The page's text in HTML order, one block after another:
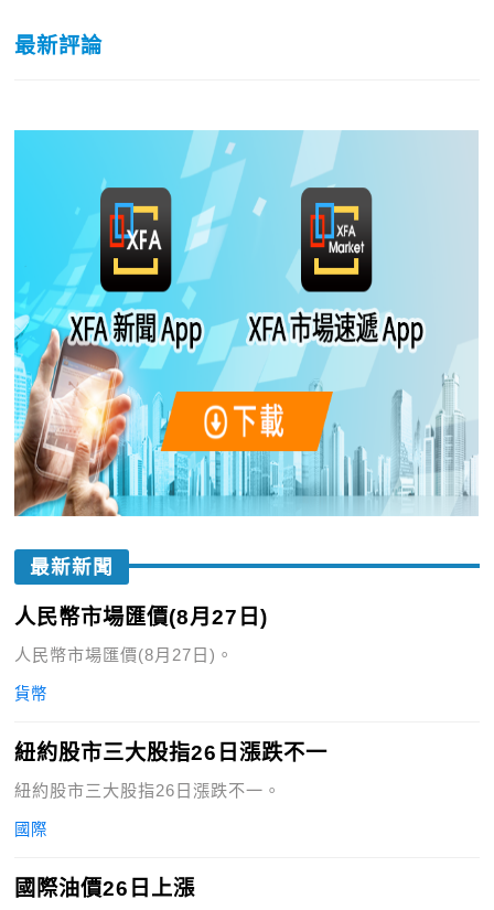
最新評論
最新新聞
人民幣市場匯價(8月27日)
人民幣市場匯價(8月27日)。
貨幣
紐約股市三大股指26日漲跌不一
紐約股市三大股指26日漲跌不一。
國際
國際油價26日上漲